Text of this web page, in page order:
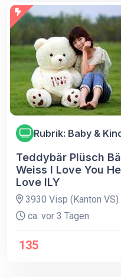
Rubrik: Baby &
Teddybär Plüsch
Weiss I Love You
Love ILY
3930 Visp (Kanton VS)
ca. vor 3 Tagen
135